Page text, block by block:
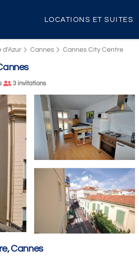
LOCATIONS ET SUITES
d'Azur Cannes Cannes City Centre
3 invitations
Cannes